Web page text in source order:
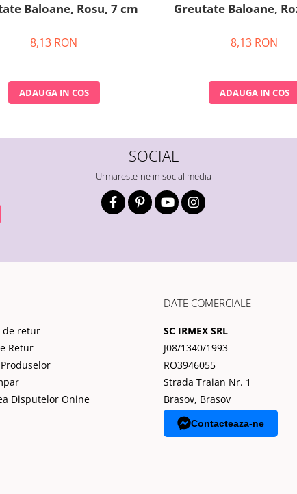
Baloane, Rosu, 7 cm
8,13 RON
ADAUGA IN COS
Greutate Baloane,
8,13 RON
ADAUGA IN COS
SOCIAL
Urmareste-ne in social media
de retur
Retur
Disputelor Onine
DATE COMERCIALE
SC IRMEX SRL
J08/1340/1993
RO3946055
Strada Traian Nr. 1
Brasov, Brasov
Contacteaza-ne